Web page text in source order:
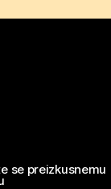
se preizkusnemu